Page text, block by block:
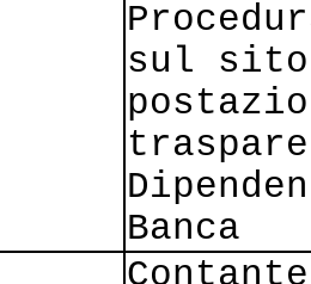
sul
Banca